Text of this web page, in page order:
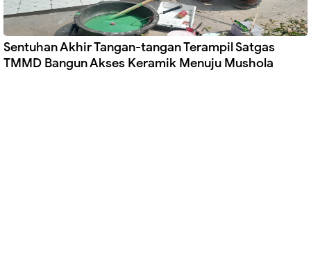
Sentuhan Akhir Tangan-tangan Terampil Satgas
TMMD Bangun Akses Keramik Menuju Mushola